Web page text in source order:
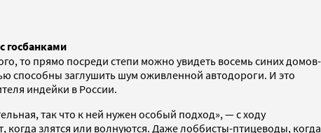
госбанками
то прямо посреди степи можно увидеть восемь синих домов-
способны заглушить шум оживленной автодороги. И это
индейки в России.
так что к ней нужен особый подход», — с ходу
злятся или волнуются. Даже лоббисты-птицеводы, когда